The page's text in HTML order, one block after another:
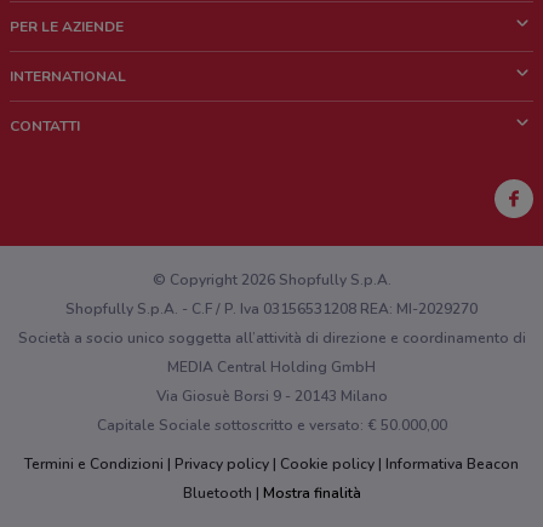
Chi siamo
Lavora con noi
PER LE AZIENDE
Richieste commerciali e marketing
INTERNATIONAL
CONTATTI
Hai un malfunzionamento sul web o sull'app?
© Copyright 2026 Shopfully S.p.A.
Shopfully S.p.A. - C.F / P. Iva 03156531208 REA: MI-2029270
Società a socio unico soggetta all’attività di direzione e coordinamento di
MEDIA Central Holding GmbH
Via Giosuè Borsi 9 - 20143 Milano
Capitale Sociale sottoscritto e versato: € 50.000,00
Termini e Condizioni
Privacy policy Cookie policy
Informativa Beacon
Bluetooth
Mostra finalità